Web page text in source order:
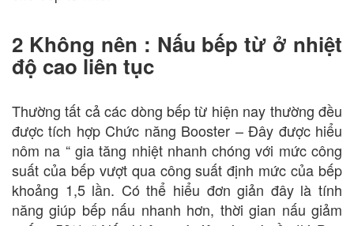
2 Không nên : Nấu bếp từ ở nhiệt
độ cao liên tục
Thường tất cả các dòng bếp từ hiện nay thường đều
được tích hợp Chức năng Booster – Đây được hiểu
nôm na “ gia tăng nhiệt nhanh chóng với mức công
suất của bếp vượt qua công suất định mức của bếp
khoảng 1,5 lần. Có thể hiểu đơn giản đây là tính
năng giúp bếp nấu nhanh hơn, thời gian nấu giảm